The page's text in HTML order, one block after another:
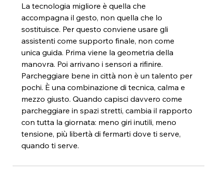
La tecnologia migliore è quella che
accompagna il gesto, non quella che lo
sostituisce. Per questo conviene usare gli
assistenti come supporto finale, non come
unica guida. Prima viene la geometria della
manovra. Poi arrivano i sensori a rifinire.
Parcheggiare bene in città non è un talento per
pochi. È una combinazione di tecnica, calma e
mezzo giusto. Quando capisci davvero come
parcheggiare in spazi stretti, cambia il rapporto
con tutta la giornata: meno giri inutili, meno
tensione, più libertà di fermarti dove ti serve,
quando ti serve.